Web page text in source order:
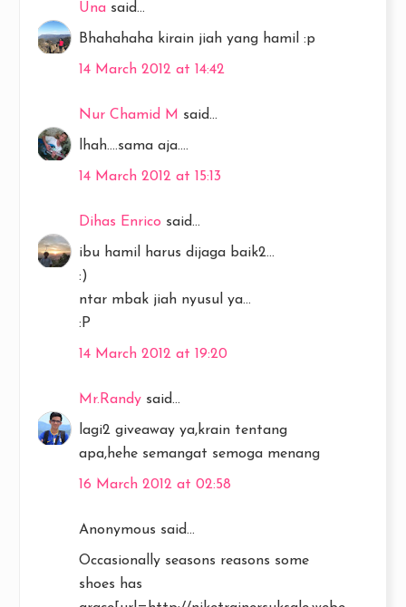
Una said...
Bhahahaha kirain jiah yang hamil :p
14 March 2012 at 14:42
Nur Chamid M said...
lhah....sama aja....
14 March 2012 at 15:13
Dihas Enrico said...
ibu hamil harus dijaga baik2...
:)
ntar mbak jiah nyusul ya...
:P
14 March 2012 at 19:20
Mr.Randy said...
lagi2 giveaway ya,krain tentang
apa,hehe semangat semoga menang
16 March 2012 at 02:58
Anonymous said...
Occasionally seasons reasons some
shoes has